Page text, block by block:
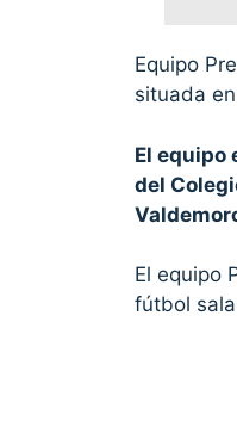
Equipo
situada
El equipo
del
El equipo
fútbol